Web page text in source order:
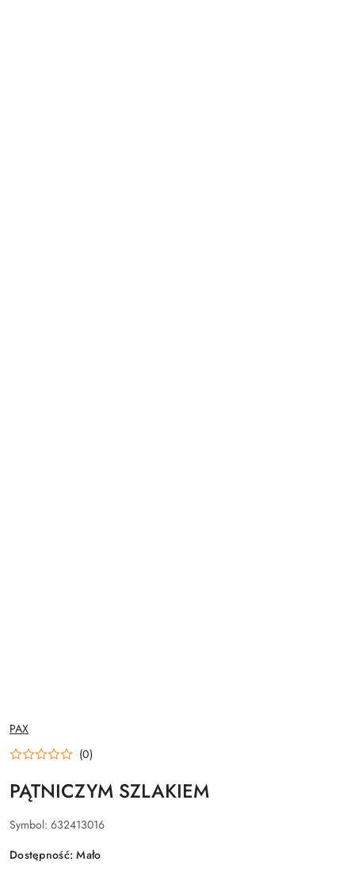
NAZWA
PRODUCENTA:
PAX
(0)
PĄTNICZYM SZLAKIEM
Symbol: 632413016
Dostępność:Mało